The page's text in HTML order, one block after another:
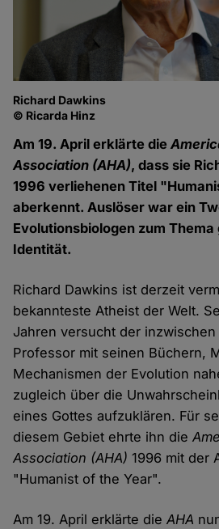
Richard Dawkins
© Ricarda Hinz
Am 19. April erklärte die
Association (AHA), dass sie
1996 verliehenen Titel
aberkennt. Auslöser war ein
Evolutionsbiologen zum
Identität.
Richard Dawkins ist derzeit
bekannteste Atheist der Welt.
Jahren versucht der
Professor mit seinen Büchern,
Mechanismen der Evolution
zugleich über die
eines Gottes aufzuklären. Für
diesem Gebiet ehrte ihn die
Association (AHA) 1996 mit der
"Humanist of the Year".
Am 19. April erklärte dieAHA